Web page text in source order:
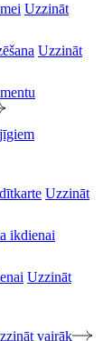
Uzzināt
Uzzināt
Uzzināt
ikdienai
Uzzināt
vairāk